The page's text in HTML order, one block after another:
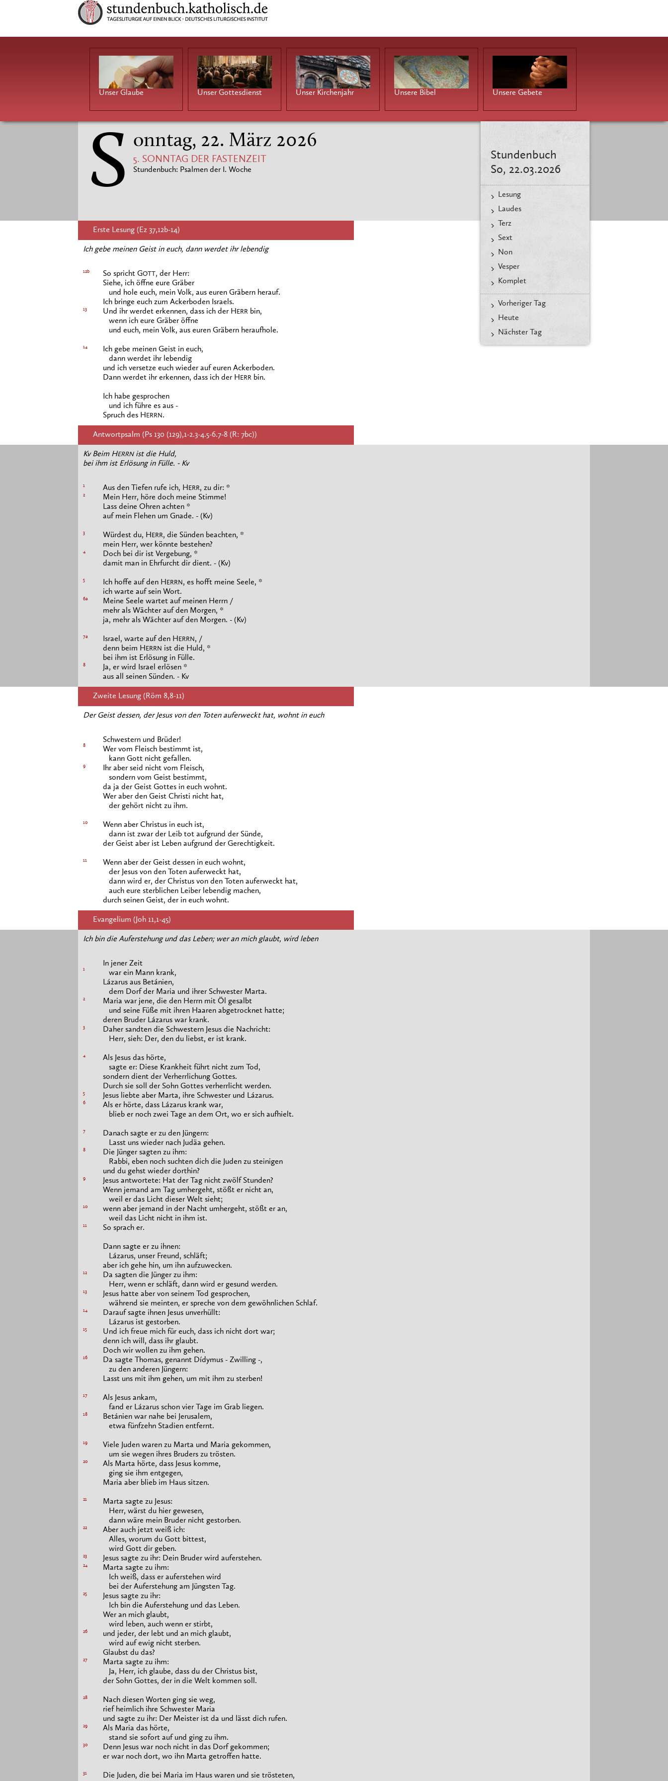
Unser Glaube Unser Gottesdienst Unser Kirchenjahr Unsere Bibel Unsere Gebete
Stundenbuch
So, 22.03.2026
Lesung
Laudes
Terz
Sext
Non
Vesper
Komplet
Vorheriger Tag
Heute
Nächster Tag
S onntag, 22. März 2026
5. SONNTAG DER FASTENZEIT
Stundenbuch: Psalmen der I. Woche
Erste Lesung (Ez 37,12b-14)
Ich gebe meinen Geist in euch, dann werdet ihr lebendig
12b So spricht GOTT, der Herr:
Siehe, ich öffne eure Gräber
und hole euch, mein Volk, aus euren Gräbern herauf.
Ich bringe euch zum Ackerboden Israels.
13 Und ihr werdet erkennen, dass ich der H ERR bin,
wenn ich eure Gräber öffne
und euch, mein Volk, aus euren Gräbern heraufhole.
14
Ich gebe meinen Geist in euch,
dann werdet ihr lebendig
und ich versetze euch wieder auf euren Ackerboden.
Dann werdet ihr erkennen, dass ich der H ERR bin.
Ich habe gesprochen
und ich führe es aus -
Spruch des H ERRN .
Antwortpsalm (Ps 130 (129),1-2.3-4.5-6.7-8 (R: 7bc))
Kv Beim HERRNist die Huld,
bei ihm ist Erlösung in Fülle. - Kv
1 Aus den Tiefen rufe ich, H ERR, zu dir: *
2
Mein Herr, höre doch meine Stimme!
Lass deine Ohren achten *
auf mein Flehen um Gnade. - (Kv)
3 Würdest du, H ERR, die Sünden beachten, *
mein Herr, wer könnte bestehen?
4
Doch bei dir ist Vergebung, *
damit man in Ehrfurcht dir dient. - (Kv)
5 Ich hoffe auf den H ERRN , es hofft meine Seele, *
ich warte auf sein Wort.
6a
Meine Seele wartet auf meinen Herrn /
mehr als Wächter auf den Morgen, *
ja, mehr als Wächter auf den Morgen. - (Kv)
7a Israel, warte auf den H ERRN , /
denn beim H ERRN ist die Huld, *
bei ihm ist Erlösung in Fülle.
8
Ja, er wird Israel erlösen *
aus all seinen Sünden. - Kv
Zweite Lesung (Röm 8,8-11)
Der Geist dessen, der Jesus von den Toten auferweckt hat, wohnt in euch
8
Schwestern und Brüder!
Wer vom Fleisch bestimmt ist,
kann Gott nicht gefallen.
9
Ihr aber seid nicht vom Fleisch,
sondern vom Geist bestimmt,
da ja der Geist Gottes in euch wohnt.
Wer aber den Geist Christi nicht hat,
der gehört nicht zu ihm.
10
Wenn aber Christus in euch ist,
dann ist zwar der Leib tot aufgrund der Sünde,
der Geist aber ist Leben aufgrund der Gerechtigkeit.
11
Wenn aber der Geist dessen in euch wohnt,
der Jesus von den Toten auferweckt hat,
dann wird er, der Christus von den Toten auferweckt hat,
auch eure sterblichen Leiber lebendig machen,
durch seinen Geist, der in euch wohnt.
Evangelium (Joh 11,1-45)
Ich bin die Auferstehung und das Leben; wer an mich glaubt, wird leben
1
In jener Zeit
war ein Mann krank,
Lázarus aus Betánien,
dem Dorf der Maria und ihrer Schwester Marta.
2
Maria war jene, die den Herrn mit Öl gesalbt
und seine Füße mit ihren Haaren abgetrocknet hatte;
deren Bruder Lázarus war krank.
3
Daher sandten die Schwestern Jesus die Nachricht:
Herr, sieh: Der, den du liebst, er ist krank.
4
Als Jesus das hörte,
sagte er: Diese Krankheit führt nicht zum Tod,
sondern dient der Verherrlichung Gottes.
Durch sie soll der Sohn Gottes verherrlicht werden.
5 Jesus liebte aber Marta, ihre Schwester und Lázarus.
6
Als er hörte, dass Lázarus krank war,
blieb er noch zwei Tage an dem Ort, wo er sich aufhielt.
7
Danach sagte er zu den Jüngern:
Lasst uns wieder nach Judäa gehen.
8
Die Jünger sagten zu ihm:
Rabbi, eben noch suchten dich die Juden zu steinigen
und du gehst wieder dorthin?
9
Jesus antwortete: Hat der Tag nicht zwölf Stunden?
Wenn jemand am Tag umhergeht, stößt er nicht an,
weil er das Licht dieser Welt sieht;
10
wenn aber jemand in der Nacht umhergeht, stößt er an,
weil das Licht nicht in ihm ist.
11 So sprach er.
Dann sagte er zu ihnen:
Lázarus, unser Freund, schläft;
aber ich gehe hin, um ihn aufzuwecken.
12
Da sagten die Jünger zu ihm:
Herr, wenn er schläft, dann wird er gesund werden.
13
Jesus hatte aber von seinem Tod gesprochen,
während sie meinten, er spreche von dem gewöhnlichen Schlaf.
14
Darauf sagte ihnen Jesus unverhüllt:
Lázarus ist gestorben.
15
Und ich freue mich für euch, dass ich nicht dort war;
denn ich will, dass ihr glaubt.
Doch wir wollen zu ihm gehen.
16
Da sagte Thomas, genannt Dídymus - Zwilling -,
zu den anderen Jüngern:
Lasst uns mit ihm gehen, um mit ihm zu sterben!
17
Als Jesus ankam,
fand er Lázarus schon vier Tage im Grab liegen.
18
Betánien war nahe bei Jerusalem,
etwa fünfzehn Stadien entfernt.
19
Viele Juden waren zu Marta und Maria gekommen,
um sie wegen ihres Bruders zu trösten.
20
Als Marta hörte, dass Jesus komme,
ging sie ihm entgegen,
Maria aber blieb im Haus sitzen.
21
Marta sagte zu Jesus:
Herr, wärst du hier gewesen,
dann wäre mein Bruder nicht gestorben.
22
Aber auch jetzt weiß ich:
Alles, worum du Gott bittest,
wird Gott dir geben.
23 Jesus sagte zu ihr: Dein Bruder wird auferstehen.
24
Marta sagte zu ihm:
Ich weiß, dass er auferstehen wird
bei der Auferstehung am Jüngsten Tag.
25
Jesus sagte zu ihr:
Ich bin die Auferstehung und das Leben.
Wer an mich glaubt,
wird leben, auch wenn er stirbt,
26
und jeder, der lebt und an mich glaubt,
wird auf ewig nicht sterben.
Glaubst du das?
27
Marta sagte zu ihm:
Ja, Herr, ich glaube, dass du der Christus bist,
der Sohn Gottes, der in die Welt kommen soll.
28
Nach diesen Worten ging sie weg,
rief heimlich ihre Schwester Maria
und sagte zu ihr: Der Meister ist da und lässt dich rufen.
29
Als Maria das hörte,
stand sie sofort auf und ging zu ihm.
30
Denn Jesus war noch nicht in das Dorf gekommen;
er war noch dort, wo ihn Marta getroffen hatte.
31 Die Juden, die bei Maria im Haus waren und sie trösteten,